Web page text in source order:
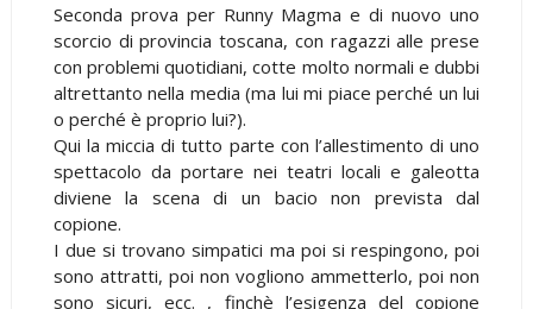
Seconda prova per Runny Magma e di nuovo uno
scorcio di provincia toscana, con ragazzi alle prese
con problemi quotidiani, cotte molto normali e dubbi
altrettanto nella media (ma lui mi piace perché un lui
o perché è proprio lui?).
Qui la miccia di tutto parte con l’allestimento di uno
spettacolo da portare nei teatri locali e galeotta
diviene la scena di un bacio non prevista dal
copione.
I due si trovano simpatici ma poi si respingono, poi
sono attratti, poi non vogliono ammetterlo, poi non
sono sicuri, ecc. , finchè l’esigenza del copione